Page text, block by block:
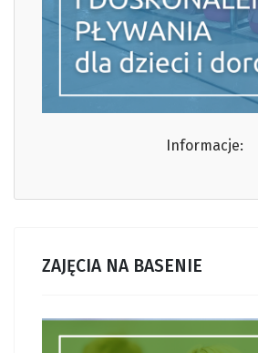
Informacje:
ZAJĘCIA NA BASENIE